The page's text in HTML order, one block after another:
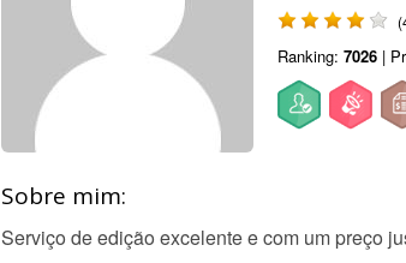
Ranking: 7026 |
Sobre mim:
Serviço de edição excelente e com um preço